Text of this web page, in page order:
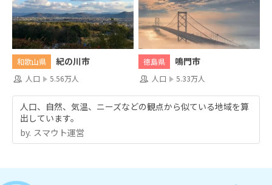
和歌山県 紀の川市
人口 5.56万人
徳島県 鳴門市
人口 5.33万人
人口、自然、気温、ニーズなどの観点から似ている地域を算
出しています。
by.︎ スマウト運営